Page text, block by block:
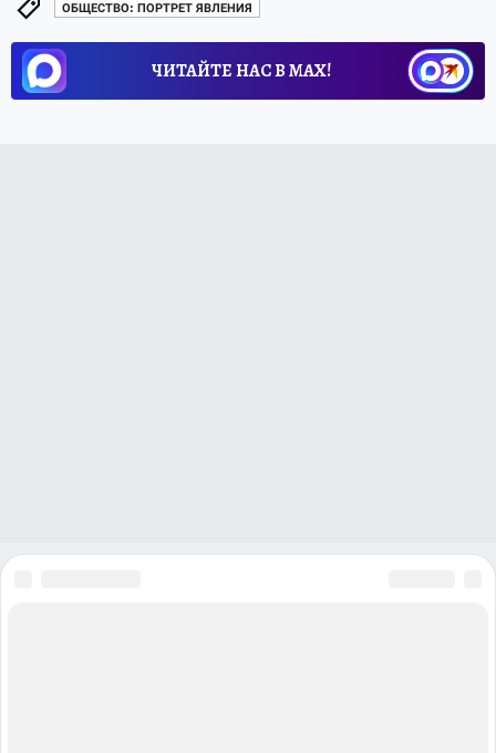
ОБЩЕСТВО: ПОРТРЕТ ЯВЛЕНИЯ
ЧИТАЙТЕ НАС В МАХ!